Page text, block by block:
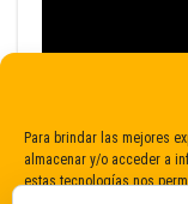
Para brindar las mejores
almacenar y/o acceder a
estas tecnologías nos